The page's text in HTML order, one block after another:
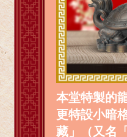
本堂特製的
更特設小暗
藏」（又名